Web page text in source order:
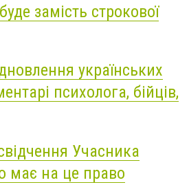
замість строкової
українських
психолога, бійців,
Учасника
має на це право